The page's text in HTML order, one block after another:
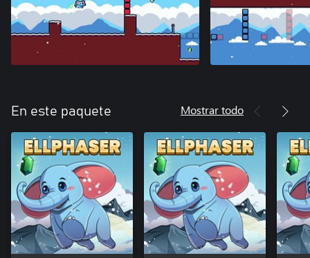
En este paquete Mostrar todo